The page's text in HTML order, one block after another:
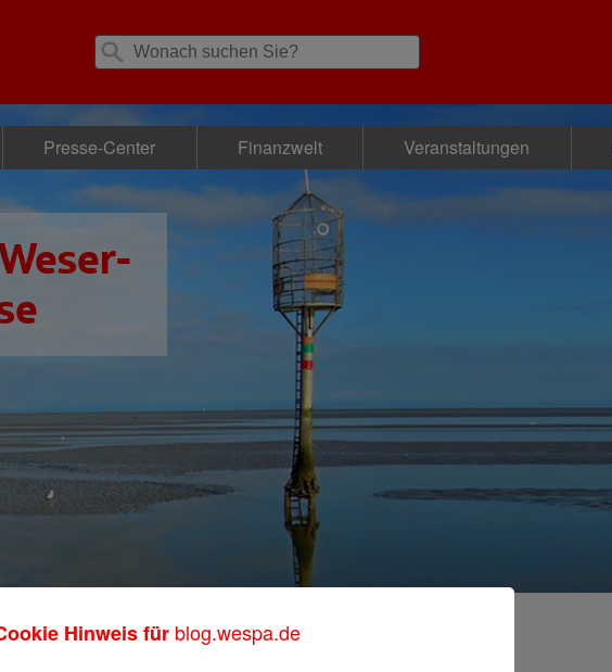
Presse-Center Finanzwelt Veranstaltungen
steigern-ar2-
Hinweis für blog.wespa.de